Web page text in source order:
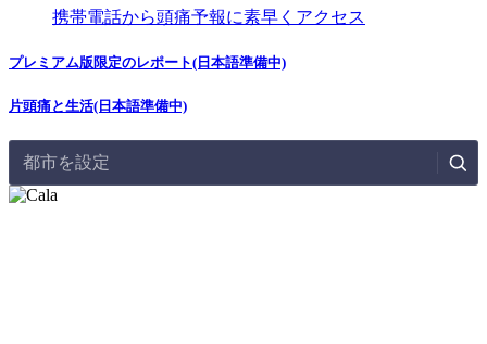
携帯電話から頭痛予報に素早くアクセス
プレミアム版限定のレポート(日本語準備中)
片頭痛と生活(日本語準備中)
都市を設定